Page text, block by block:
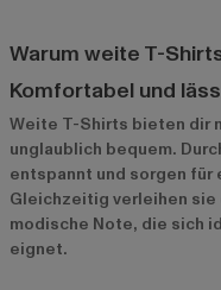
Warum weite T-
Komfortabel und
Weite T-Shirts bieten dir
unglaublich bequem.
entspannt und sorgen für
Gleichzeitig verleihen sie
modische Note, die sich
eignet.